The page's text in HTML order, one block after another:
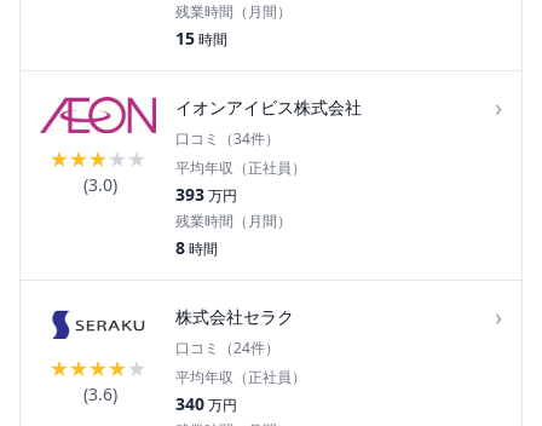
残業時間（月間）
15時間
★★★★★
(3.0)
イオンアイビス株式会社 ›
口コミ（34件）
平均年収（正社員）
393万円
残業時間（月間）
8時間
★★★★★
(3.6)
株式会社セラク ›
口コミ（24件）
平均年収（正社員）
340万円